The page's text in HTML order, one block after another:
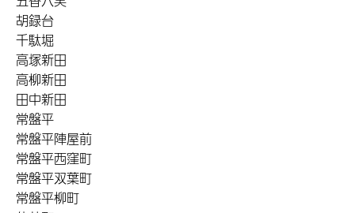
胡録台
千駄堀
高塚新田
高柳新田
田中新田
常盤平
常盤平陣屋前
常盤平西窪町
常盤平双葉町
常盤平柳町